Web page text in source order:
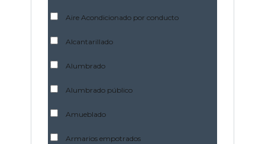
Aire Acondicionado por conducto
Alcantarillado
Alumbrado
Alumbrado público
Amueblado
Armarios empotrados